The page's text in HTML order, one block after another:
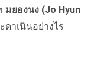
มยองนง (Jo Hyun
าเนินอย่างไร